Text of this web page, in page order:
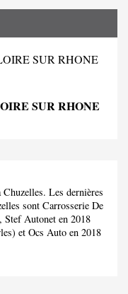
SUR RHONE
SUR RHONE
Les dernières
sont Carrosserie De
Stef Autonet en 2018
et Ocs Auto en 2018